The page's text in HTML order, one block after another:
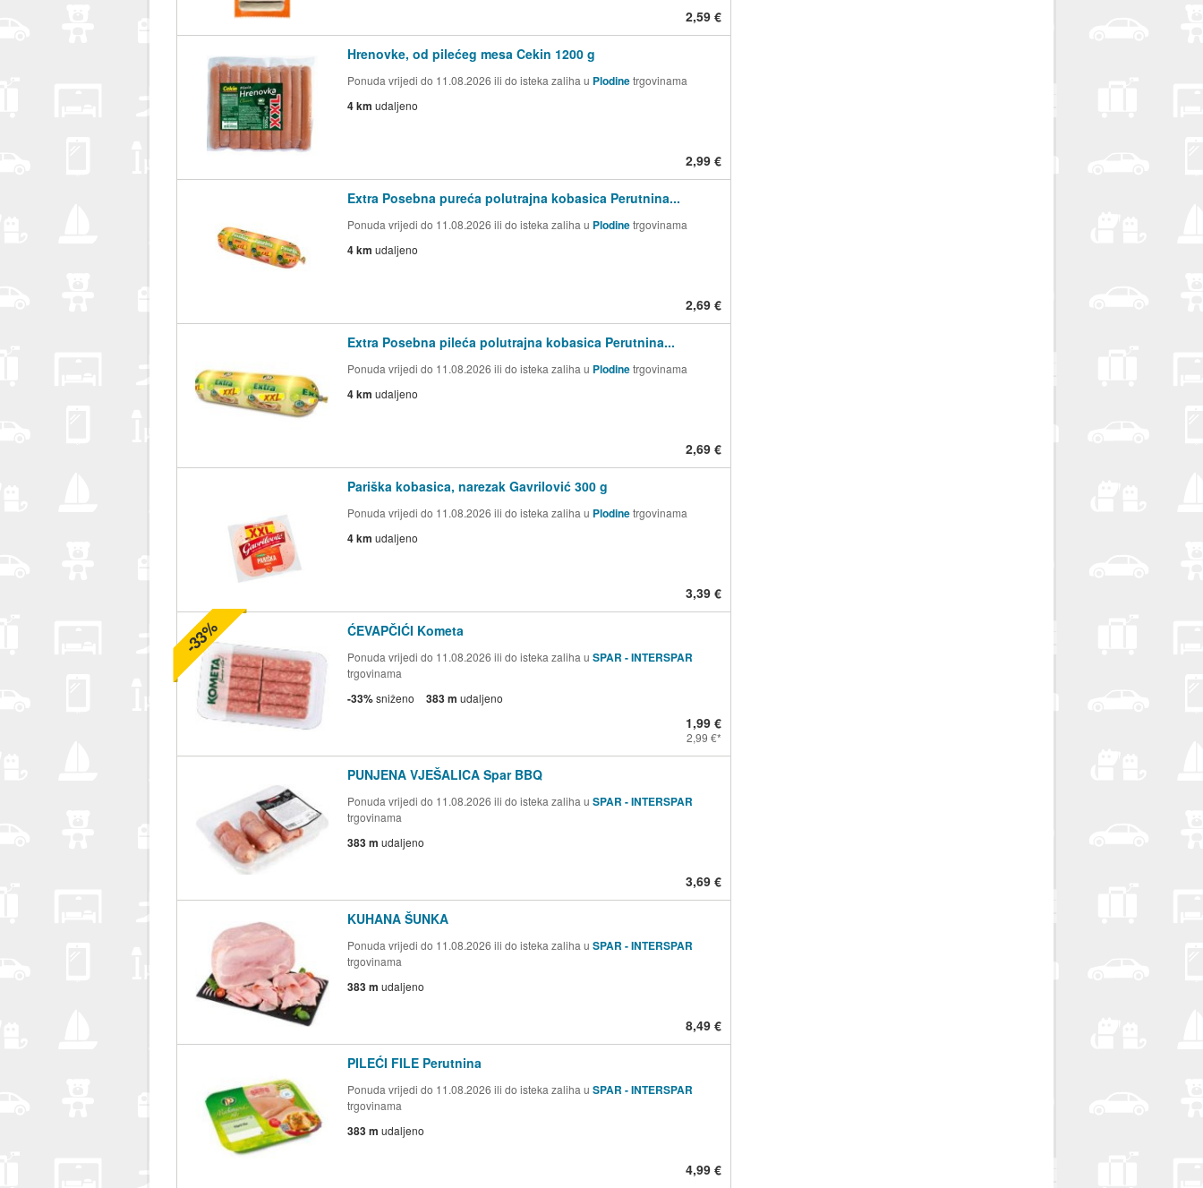
2,59 €
Hrenovke, od pilećeg mesa Cekin 1200 g
Ponuda vrijedi do 11.08.2026 ili do isteka zaliha u Plodinetrgovinama
4 km udaljeno
2,99 €
Extra Posebna pureća polutrajna kobasica Perutnina...
Ponuda vrijedi do 11.08.2026 ili do isteka zaliha u Plodinetrgovinama
4 km udaljeno
2,69 €
Extra Posebna pileća polutrajna kobasica Perutnina...
Ponuda vrijedi do 11.08.2026 ili do isteka zaliha u Plodinetrgovinama
4 km udaljeno
2,69 €
Pariška kobasica, narezak Gavrilović 300 g
Ponuda vrijedi do 11.08.2026 ili do isteka zaliha u Plodinetrgovinama
4 km udaljeno
3,39 €
ĆEVAPČIĆI Kometa
Ponuda vrijedi do 11.08.2026 ili do isteka zaliha u SPAR - INTERSPAR
trgovinama
-33%sniženo 383 m udaljeno
1,99 €
2,99 €
-33%
PUNJENA VJEŠALICA Spar BBQ
Ponuda vrijedi do 11.08.2026 ili do isteka zaliha u SPAR - INTERSPAR
trgovinama
383 m udaljeno
3,69 €
KUHANA ŠUNKA
Ponuda vrijedi do 11.08.2026 ili do isteka zaliha u SPAR - INTERSPAR
trgovinama
383 m udaljeno
8,49 €
PILEĆI FILE Perutnina
Ponuda vrijedi do 11.08.2026 ili do isteka zaliha u SPAR - INTERSPAR
trgovinama
383 m udaljeno
4,99 €